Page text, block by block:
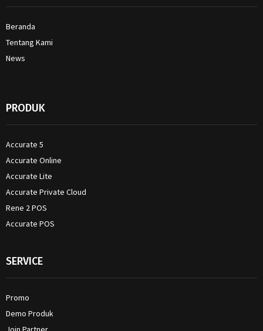
Beranda
Tentang Kami
News
PRODUK
Accurate 5
Accurate Online
Accurate Lite
Accurate Private Cloud
Rene 2 POS
Accurate POS
SERVICE
Promo
Demo Produk